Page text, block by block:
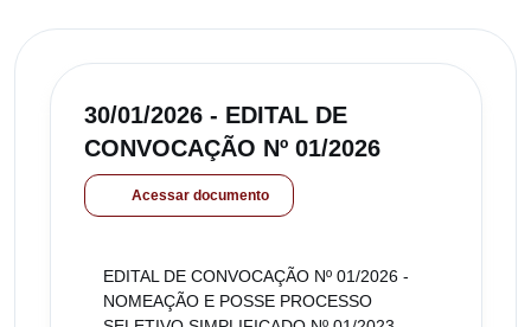
30/01/2026 - EDITAL DE
CONVOCAÇÃO Nº 01/2026
Acessar documento
EDITAL DE CONVOCAÇÃO Nº 01/2026 -
NOMEAÇÃO E POSSE PROCESSO